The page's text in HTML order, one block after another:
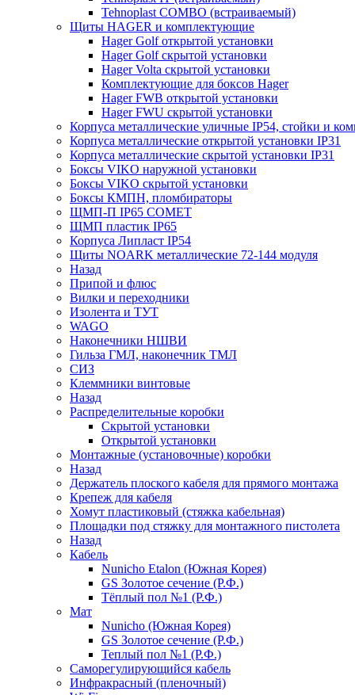
Tehnoplast COMBO (встраиваемый)
Щиты HAGER и комплектующие
Hager Golf открытой установки
Hager Golf скрытой установки
Hager Volta скрытой установки
Комплектующие для боксов Hager
Hager FWB открытой установки
Hager FWU скрытой установки
Корпуса металлические уличные IP54, стойки и
Корпуса металлические открытой установки IP31
Корпуса металлические скрытой установки IP31
Боксы VIKO наружной установки
Боксы VIKO скрытой установки
Боксы КМПН, пломбираторы
ЩМП-П IP65 COMET
ЩМП пластик IP65
Корпуса Липласт IP54
Щиты NOARK металлические 72-144 модуля
Назад
Припой и флюс
Вилки и переходники
Изолента и ТУТ
WAGO
Наконечники НШВИ
Гильза ГМЛ, наконечник ТМЛ
СИЗ
Клеммники винтовые
Назад
Распределительные коробки
Скрытой установки
Открытой установки
Монтажные (установочные) коробки
Назад
Держатель плоского кабеля для прямого монтажа
Крепеж для кабеля
Хомут пластиковый (стяжка кабельная)
Площадки под стяжку для монтажного пистолета
Назад
Кабель
Nunicho Etalon (Южная Корея)
GS Золотое сечение (Р.Ф.)
Тёплый пол №1 (Р.Ф.)
Мат
Nunicho (Южная Корея)
GS Золотое сечение (Р.Ф.)
Теплый пол №1 (Р.Ф.)
Саморегулирующийся кабель
Инфракрасный (пленочный)